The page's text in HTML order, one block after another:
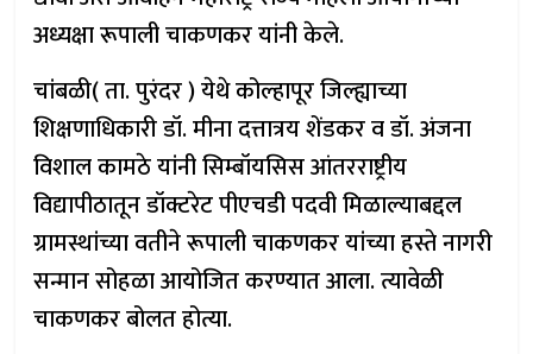
अध्यक्षा रूपाली चाकणकर यांनी केले.
चांबळी( ता. पुरंदर ) येथे कोल्हापूर जिल्ह्याच्या
शिक्षणाधिकारी डॉ. मीना दत्तात्रय शेंडकर व डॉ. अंजना
विशाल कामठे यांनी सिम्बॉयसिस आंतरराष्ट्रीय
विद्यापीठातून डॉक्टरेट पीएचडी पदवी मिळाल्याबद्दल
ग्रामस्थांच्या वतीने रूपाली चाकणकर यांच्या हस्ते नागरी
सन्मान सोहळा आयोजित करण्यात आला. त्यावेळी
चाकणकर बोलत होत्या.